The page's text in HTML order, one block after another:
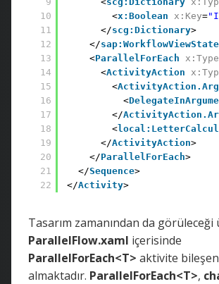
10
11
12
13
14
15
16
17
18
19
20
21
22
<x:Boolean x:Key=
</scg:Dictionary>
</
<ParallelForEach
<ActivityAction
<
<
</
<
</ActivityAction>
</ParallelForEach>
</Sequence>
</Activity>
Tasarım zamanından da görüleceği
ParallelFlow.xaml içerisinde
ParallelForEach<T> aktivite
almaktadır. ParallelForEach<T>,